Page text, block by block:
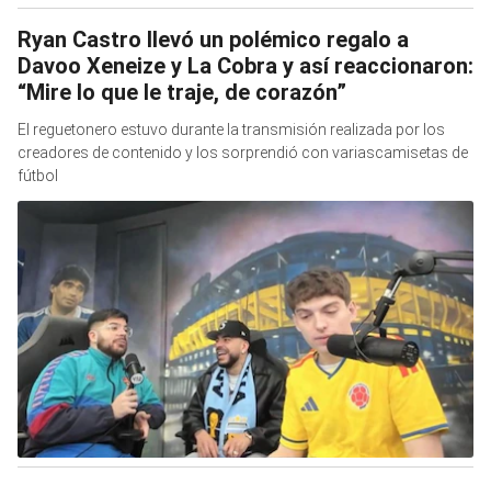
Ryan Castro llevó un polémico regalo a
Davoo Xeneize y La Cobra y así reaccionaron:
“Mire lo que le traje, de corazón”
El reguetonero estuvo durante la transmisión realizada por los
creadores de contenido y los sorprendió con variascamisetas de
fútbol